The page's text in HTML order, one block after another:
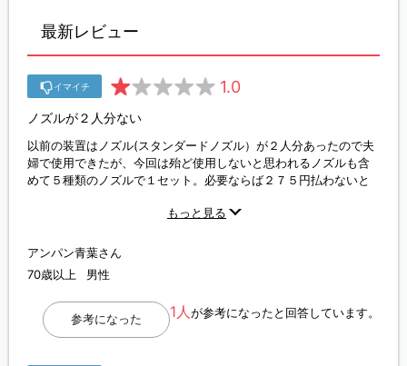
最新レビュー
イマイチ 1.0
ノズルが２人分ない
以前の装置はノズル(スタンダードノズル）が２人分あったので夫
婦で使用できたが、今回は殆ど使用しないと思われるノズルも含
めて５種類のノズルで１セット。必要ならば２７５円払わないと
ーターの音が強弱を繰り返しているよう
もっと見る
アンパン青葉さん
70歳以上
男性
1人 が参考になったと回答しています。
参考になった